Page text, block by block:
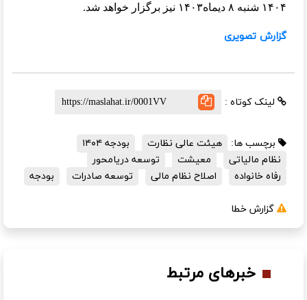
۱۴۰۴ شنبه ۸ دیماه۱۴۰۳ نیز برگزار خواهد شد.
گزارش تصویری
لینک کوتاه :
برچسب ها: هیئت عالی نظارت
بودجه ۱۴۰۴
نظام مالیاتی
معیشت
توسعه دریامحور
رفاه خانواده
اصلاح نظام مالی توسعه صادرات بودجه
گزارش خطا
خبرهای مرتبط